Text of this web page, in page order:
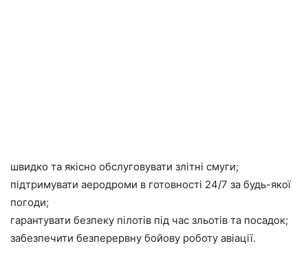
швидко та якісно обслуговувати злітні смуги;
підтримувати аеродроми в готовності 24/7 за будь-якої
погоди;
гарантувати безпеку пілотів під час зльотів та посадок;
забезпечити безперервну бойову роботу авіації.